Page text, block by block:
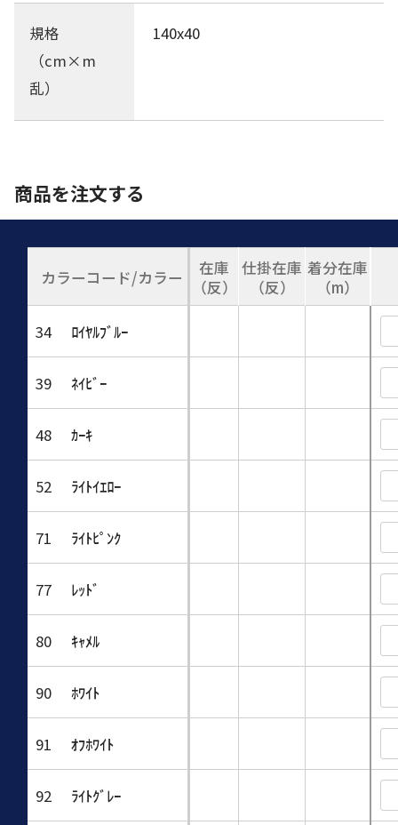
規格
（cm×m
乱）
140x40
商品を注文する
カラーコード/カラー
在庫
（反）
仕掛在庫
（反）
着分在庫
（m）
34 ﾛｲﾔﾙﾌﾞﾙｰ
39 ﾈｲﾋﾞｰ
48 ｶｰｷ
52 ﾗｲﾄｲｴﾛｰ
71 ﾗｲﾄﾋﾟﾝｸ
77 ﾚｯﾄﾞ
80 ｷｬﾒﾙ
90 ﾎﾜｲﾄ
91 ｵﾌﾎﾜｲﾄ
92 ﾗｲﾄｸﾞﾚｰ